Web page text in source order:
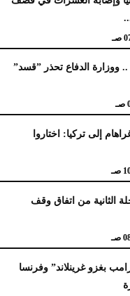
.. ووزارة الدفاع تحذر ”قسد”
إلى تركيا: اختاروا
الثانية من اتفاق وقف
بغزو غرينلاند” وفرنسا